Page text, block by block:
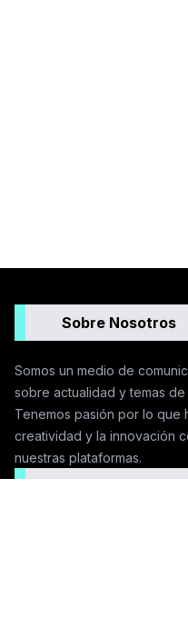
Sobre Nosotros
Somos un medio de
sobre actualidad y temas
Tenemos pasión por lo que
creatividad y la innovación
nuestras plataformas.